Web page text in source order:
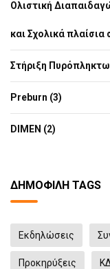
Ολιστική
και Σχολικά πλαίσια
Στήριξη
Preburn (3)
DIMEN (2)
ΔΗΜΟΦΙΛΉ TAGS
Eκδηλώσεις
Προκηρύξεις